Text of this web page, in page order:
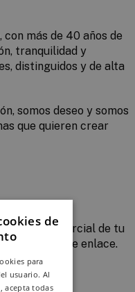
más de 40 años de
tranquilidad y
distinguidos y de alta
somos deseo y somos
que quieren crear
comercial de tu
del siguiente enlace.
de
para
usuario. Al
acepta todas